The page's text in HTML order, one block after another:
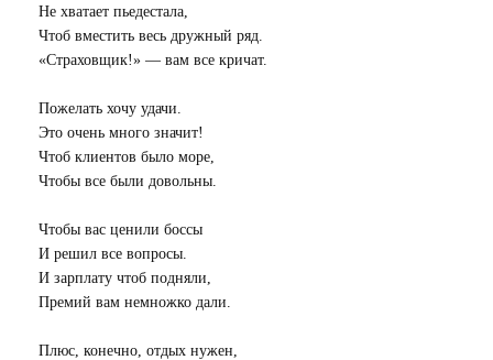
Не хватает пьедестала,
Чтоб вместить весь дружный ряд.
«Страховщик!» — вам все кричат.
Пожелать хочу удачи.
Это очень много значит!
Чтоб клиентов было море,
Чтобы все были довольны.
Чтобы вас ценили боссы
И решил все вопросы.
И зарплату чтоб подняли,
Премий вам немножко дали.
Плюс, конечно, отдых нужен,